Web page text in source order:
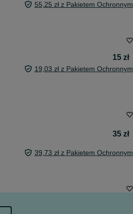
55,25 zł z Pakietem Ochronnym
15 zł
19,03 zł z Pakietem Ochronnym
35 zł
39,73 zł z Pakietem Ochronnym